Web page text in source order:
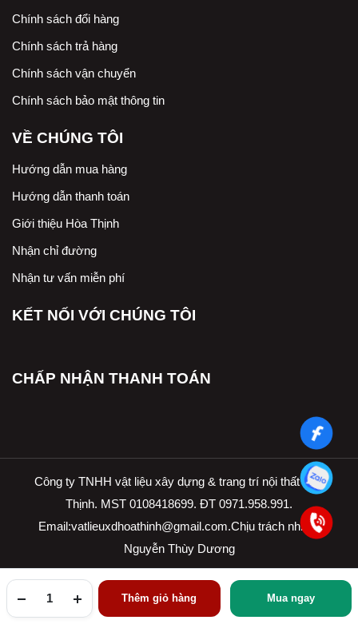
Thêm giỏ hàng Mua ngay
Chính sách đổi hàng
Chính sách trả hàng
Chính sách vận chuyển
Chính sách bảo mật thông tin
VỀ CHÚNG TÔI
Hướng dẫn mua hàng
Hướng dẫn thanh toán
Giới thiệu Hòa Thịnh
Nhận chỉ đường
Nhận tư vấn miễn phí
KẾT NỐI VỚI CHÚNG TÔI
CHẤP NHẬN THANH TOÁN
Công ty TNHH vật liệu xây dựng & trang trí nội thất Hòa
Thịnh. MST 0108418699. ĐT 0971.958.991.
Email:vatlieuxdhoathinh@gmail.com.Chịu trách nhiệm
Nguyễn Thùy Dương